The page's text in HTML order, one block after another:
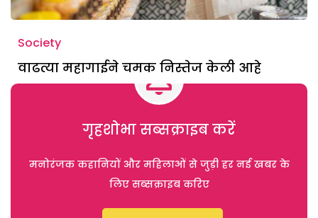
Society
वाढत्या महागाईने चमक निस्तेज केली आहे
गृहशोभा सब्सक्राइब करें
मनोरंजक कहानियों और महिलाओं से जुड़ी हर नई खबर के
लिए सब्सक्राइब करिए